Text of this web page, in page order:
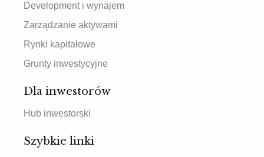
Development i wynajem
Zarządzanie aktywami
Rynki kapitałowe
Grunty inwestycyjne
Dla inwestorów
Hub inwestorski
Szybkie linki